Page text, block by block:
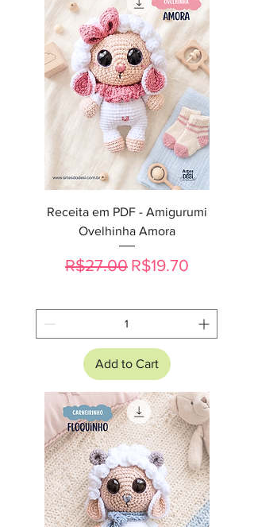
Receita em PDF - Amigurumi
Ovelhinha Amora
Regular Price
R$27.00 Sale Price
R$19.70
Add to Cart